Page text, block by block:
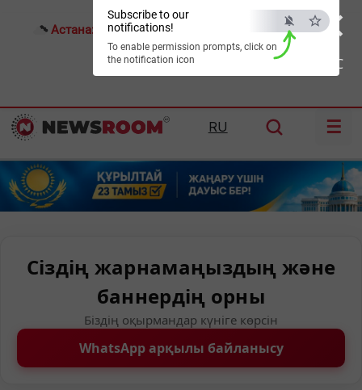
×
ESC
Subscribe to our
notifications!
To enable permission prompts, click on
the notification icon
Астана: 19°C Алматы: Шымкент:21°C
RU ☰
Сіздің жарнамаңыздың және
баннердің орны
Біздің оқырмандар күніге көрсін
WhatsApp арқылы байланысу